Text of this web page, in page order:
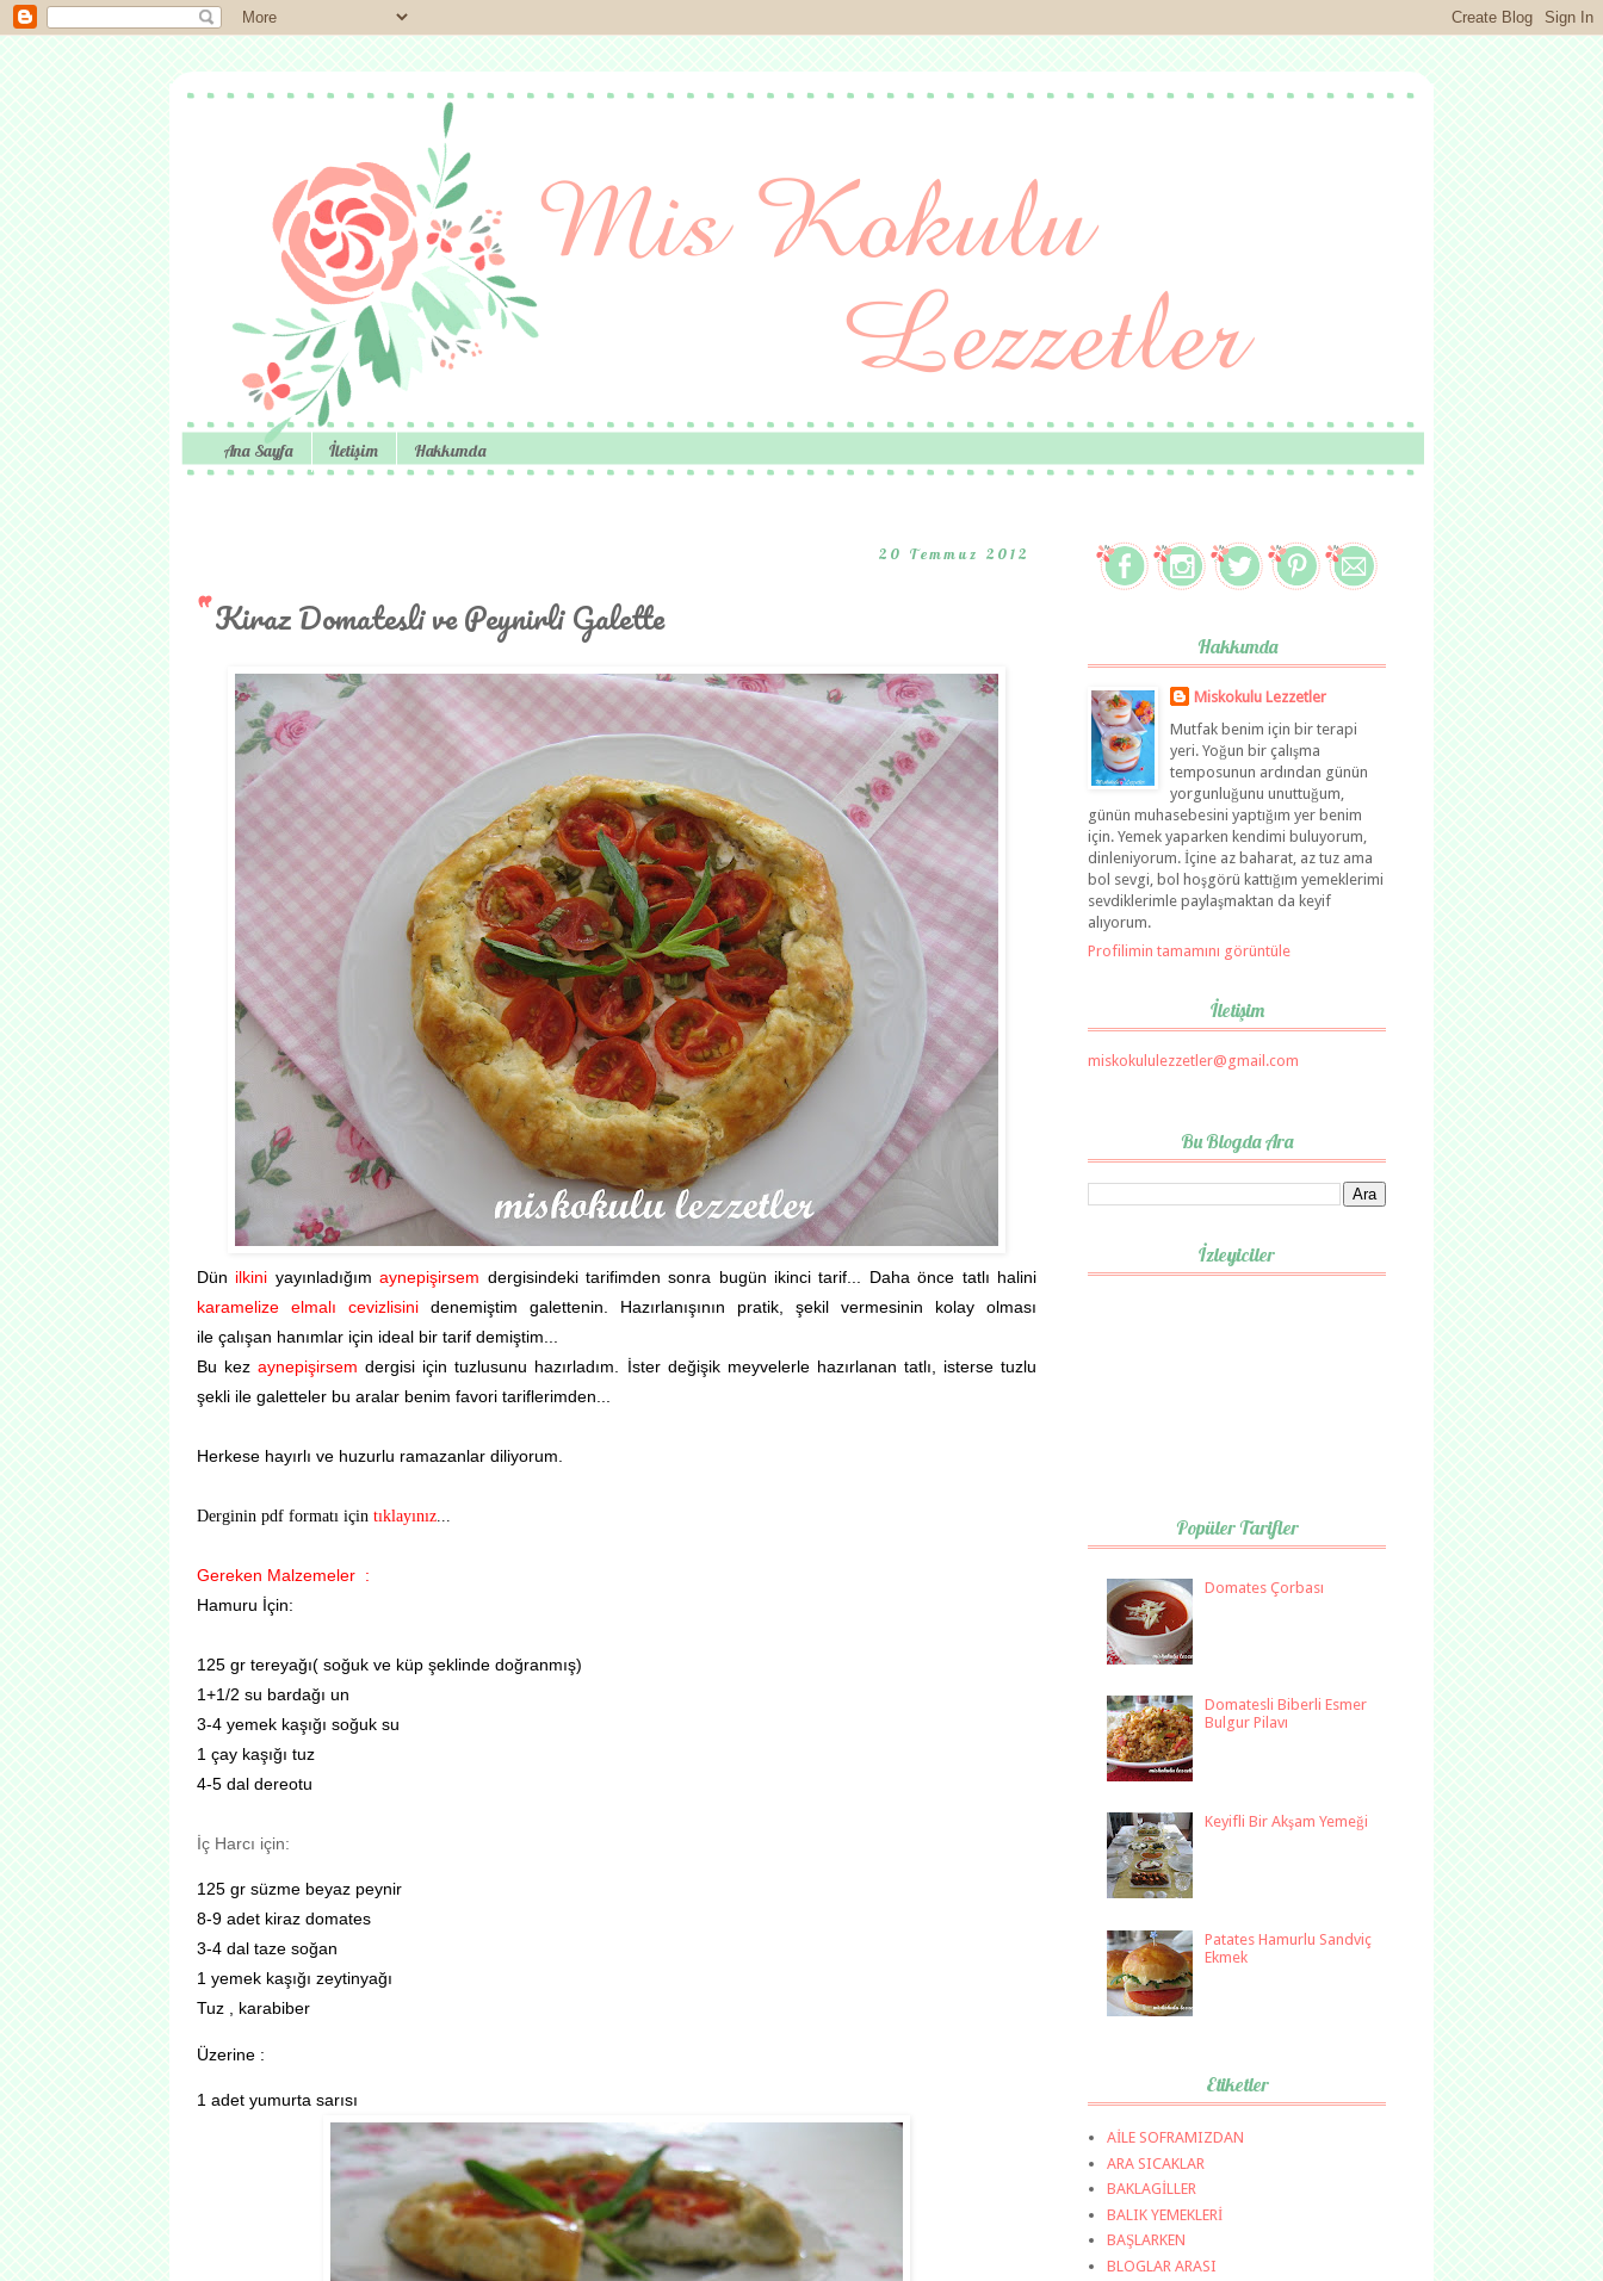
Ana Sayfa İletişim Hakkımda
20 Temmuz 2012
Kiraz Domatesli ve Peynirli Galette
Dün ilkini yayınladığımaynepişirsem dergisindeki tarifimden sonra bugün ikinci tarif... Daha önce tatlı halini
karamelize elmalı cevizlisini denemiştim galettenin. Hazırlanışının pratik, şekil vermesinin kolay olması
ile çalışan hanımlar için ideal bir tarif demiştim...
Bu kezaynepişirsem dergisi için tuzlusunu hazırladım. İster değişik meyvelerle hazırlanan tatlı, isterse tuzlu
şekli ile galetteler bu aralar benim favori tariflerimden...
Herkese hayırlı ve huzurlu ramazanlar diliyorum.
Derginin pdf formatı için tıklayınız
Gereken Malzemeler :
Hamuru İçin:
125 gr tereyağı( soğuk ve küp şeklinde doğranmış)
1+1/2 su bardağı un
3-4 yemek kaşığı soğuk su
1 çay kaşığı tuz
4-5 dal dereotu
İç Harcı için:
125 gr süzme beyaz peynir
8-9 adet kiraz domates
3-4 dal taze soğan
1 yemek kaşığı zeytinyağı
Tuz , karabiber
Üzerine :
1 adet yumurta sarısı
Hakkımda
Miskokulu Lezzetler
Mutfak benim için bir terapi
yeri. Yoğun bir çalışma
temposunun ardından günün
yorgunluğunu unuttuğum,
günün muhasebesini yaptığım yer benim
için. Yemek yaparken kendimi buluyorum,
dinleniyorum. İçine az baharat, az tuz ama
bol sevgi, bol hoşgörü kattığım yemeklerimi
sevdiklerimle paylaşmaktan da keyif
alıyorum.
Profilimin tamamını görüntüle
İletişim
miskokululezzetler@gmail.com
Bu Blogda Ara
İzleyiciler
Popüler Tarifler
Domates Çorbası
Domatesli Biberli Esmer
Bulgur Pilavı
Keyifli Bir Akşam Yemeği
Patates Hamurlu Sandviç
Ekmek
Etiketler
AİLE SOFRAMIZDAN
ARA SICAKLAR
BAKLAGİLLER
BALIK YEMEKLERİ
BAŞLARKEN
BLOGLAR ARASI